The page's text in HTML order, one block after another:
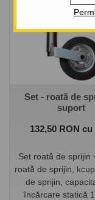
Set - roată de
suport
Pret
132,50 RON cu
Set roată de sprijin
roată de sprijin, k
de sprijin,
încărcare statică